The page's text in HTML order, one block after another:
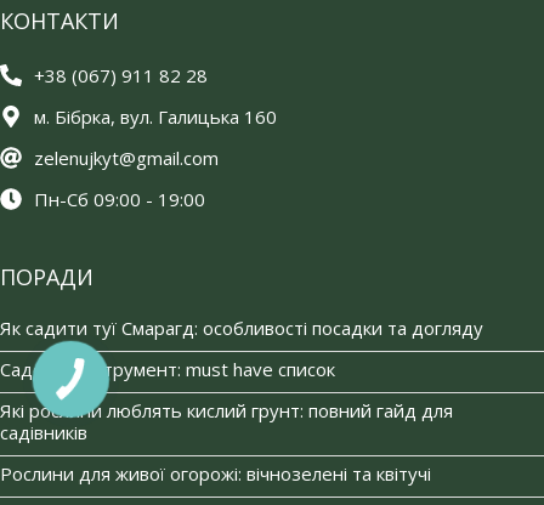
КОНТАКТИ
+38 (067) 911 82 28
м. Бібрка, вул. Галицька 160
zelenujkyt@gmail.com
Пн-Сб 09:00 - 19:00
ПОРАДИ
Як садити туї Смарагд: особливості посадки та догляду
Садовий інструмент: must have список
Які рослини люблять кислий грунт: повний гайд для
садівників
Рослини для живої огорожі: вічнозелені та квітучі